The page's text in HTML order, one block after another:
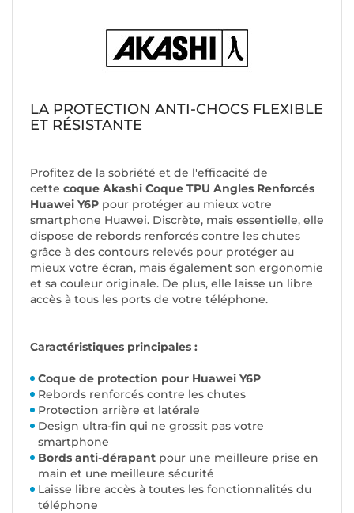
LA PROTECTION ANTI-CHOCS FLEXIBLE
ET RÉSISTANTE
Profitez de la sobriété et de l'efficacité de
cette coque Akashi Coque TPU Angles Renforcés
Huawei Y6P pour protéger au mieux votre
smartphone Huawei. Discrète, mais essentielle, elle
dispose de rebords renforcés contre les chutes
grâce à des contours relevés pour protéger au
mieux votre écran, mais également son ergonomie
et sa couleur originale. De plus, elle laisse un libre
accès à tous les ports de votre téléphone.
Caractéristiques principales :
Coque de protection pour Huawei Y6P
Rebords renforcés contre les chutes
Protection arrière et latérale
Design ultra-fin qui ne grossit pas votre
smartphone
Bords anti-dérapant pour une meilleure prise en
main et une meilleure sécurité
Laisse libre accès à toutes les fonctionnalités du
téléphone